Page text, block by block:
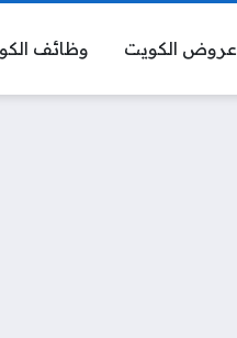
عروض الكويت وظائف